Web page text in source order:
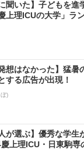
聞いた】子どもを
上理ICUの大学」ラ
想はなかった】猛
する広告が出現！
)
が選ぶ】優秀な学
上理ICU・日東駒専